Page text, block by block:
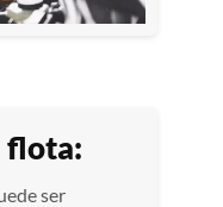
flota:
ser